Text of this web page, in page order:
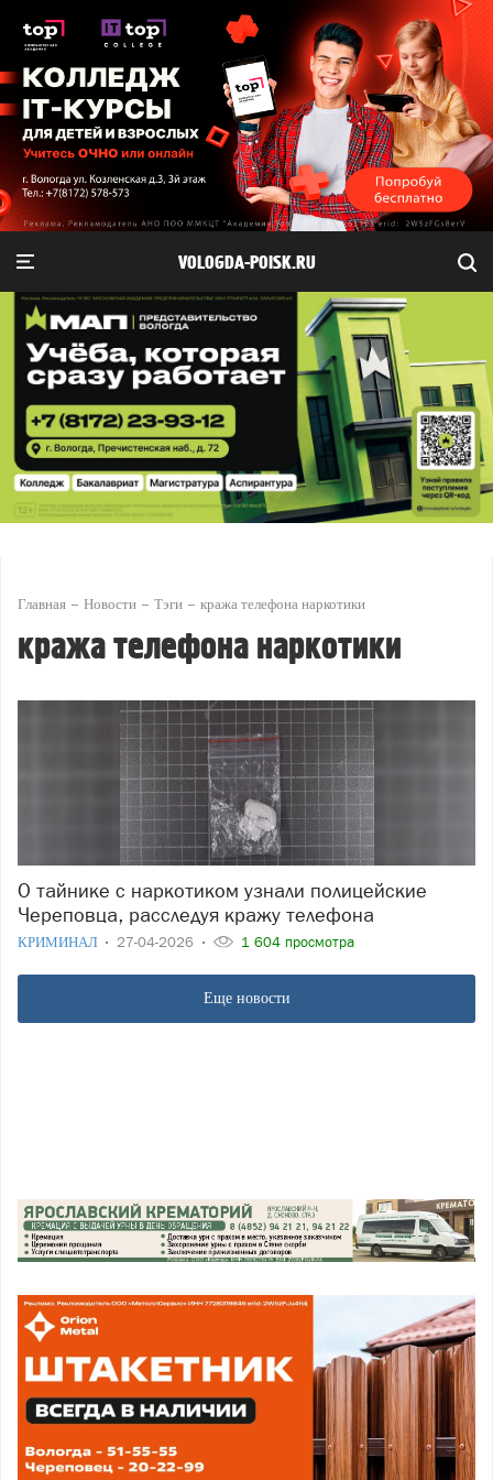
VOLOGDA-POISK.RU
Главная Новости Тэги кража телефона наркотики
кража телефона наркотики
О тайнике с наркотиком узнали полицейские
Череповца, расследуя кражу телефона
КРИМИНАЛ 27-04-2026 1 604 просмотра
Еще новости